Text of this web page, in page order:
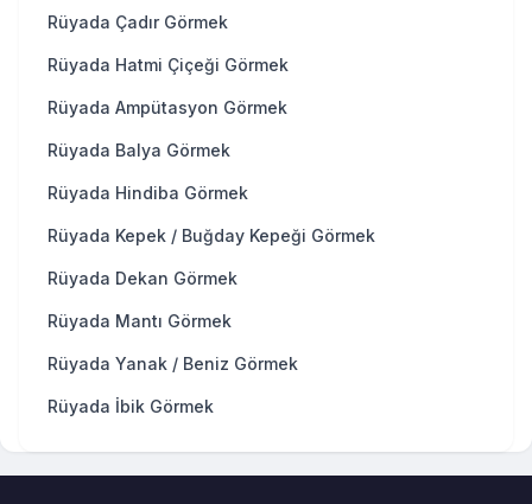
Rüyada Çadır Görmek
Rüyada Hatmi Çiçeği Görmek
Rüyada Ampütasyon Görmek
Rüyada Balya Görmek
Rüyada Hindiba Görmek
Rüyada Kepek / Buğday Kepeği Görmek
Rüyada Dekan Görmek
Rüyada Mantı Görmek
Rüyada Yanak / Beniz Görmek
Rüyada İbik Görmek